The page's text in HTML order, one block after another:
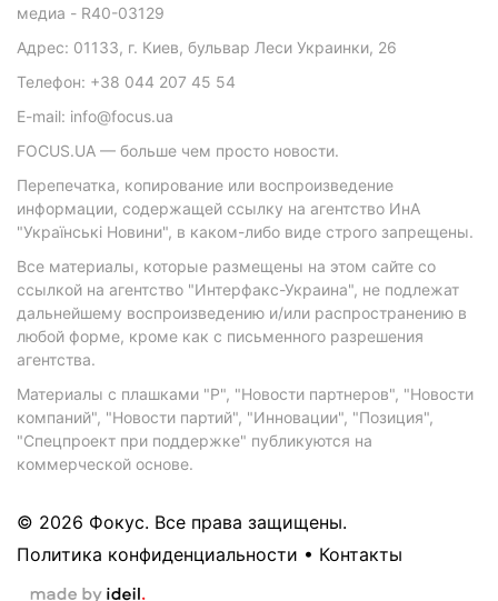
медиа - R40-03129
Адрес: 01133, г. Киев, бульвар Леси Украинки, 26
Телефон: +38 044 207 45 54
E-mail: info@focus.ua
FOCUS.UA — больше чем просто новости.
Перепечатка, копирование или воспроизведение
информации, содержащей ссылку на агентство ИнА
"Українські Новини", в каком-либо виде строго запрещены.
Все материалы, которые размещены на этом сайте со
ссылкой на агентство "Интерфакс-Украина", не подлежат
дальнейшему воспроизведению и/или распространению в
любой форме, кроме как с письменного разрешения
агентства.
Материалы с плашками "Р", "Новости партнеров", "Новости
компаний", "Новости партий", "Инновации", "Позиция",
"Спецпроект при поддержке" публикуются на
коммерческой основе.
© 2026 Фокус. Все права защищены.
Политика конфиденциальности • Контакты